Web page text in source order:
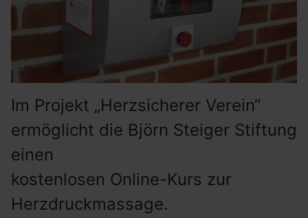
Im Projekt „Herzsicherer Verein“
ermöglicht die Björn Steiger Stiftung
einen
kostenlosen Online-Kurs zur
Herzdruckmassage.